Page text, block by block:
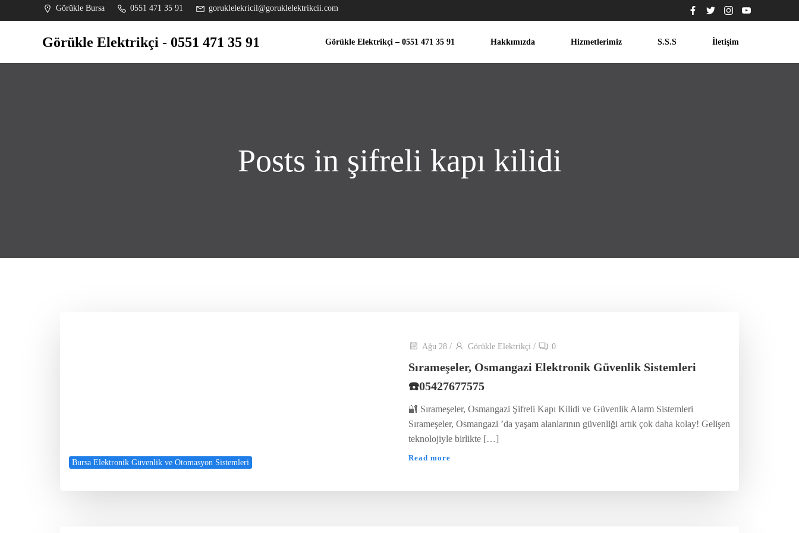
geç
Görükle Bursa 0551 471 35 91 goruklelekricil@goruklelektrikcii.com
Görükle Elektrikçi - 0551 471 35 91 Görükle Elektrikçi – 0551 471 35 91 Hakkımızda Hizmetlerimiz S.S.S İletişim
Posts in şifreli kapı kilidi
Bursa Elektronik Güvenlik ve Otomasyon Sistemleri
Ağu 28 / Görükle Elektrikçi / 0
Sırameşeler, Osmangazi Elektronik Güvenlik Sistemleri
☎️05427677575
🔐 Sırameşeler, Osmangazi Şifreli Kapı Kilidi ve Güvenlik Alarm Sistemleri
Sırameşeler, Osmangazi ’da yaşam alanlarının güvenliği artık çok daha kolay! Gelişen
teknolojiyle birlikte […]
Read more